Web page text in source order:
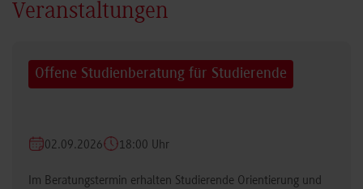
Veranstaltungen
Offene Studienberatung für Studierende
02.09.2026 18:00 Uhr
Im Beratungstermin erhalten Studierende Orientierung und